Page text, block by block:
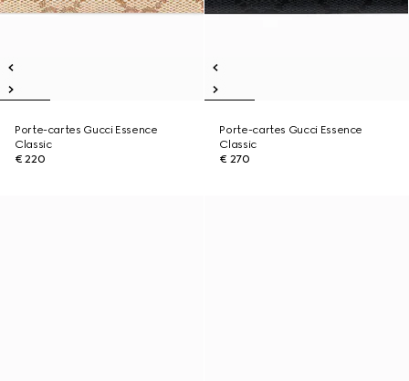
Porte-cartes Gucci Essence
Classic
€ 220
Porte-cartes Gucci Essence
Classic
€ 270